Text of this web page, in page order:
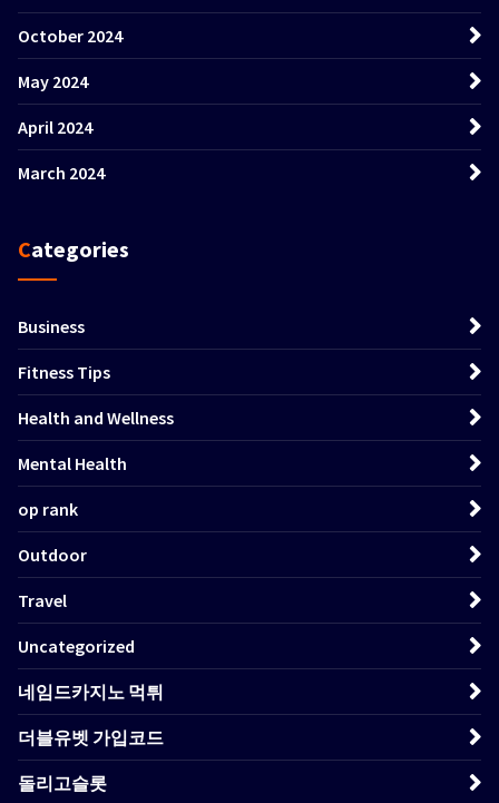
October 2024
May 2024
April 2024
March 2024
Categories
Business
Fitness Tips
Health and Wellness
Mental Health
op rank
Outdoor
Travel
Uncategorized
네임드카지노 먹튀
더블유벳 가입코드
돌리고슬롯